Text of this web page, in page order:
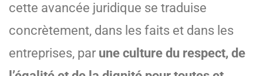
cette avancée juridique se traduise
concrètement, dans les faits et dans les
entreprises, par une culture du respect, de